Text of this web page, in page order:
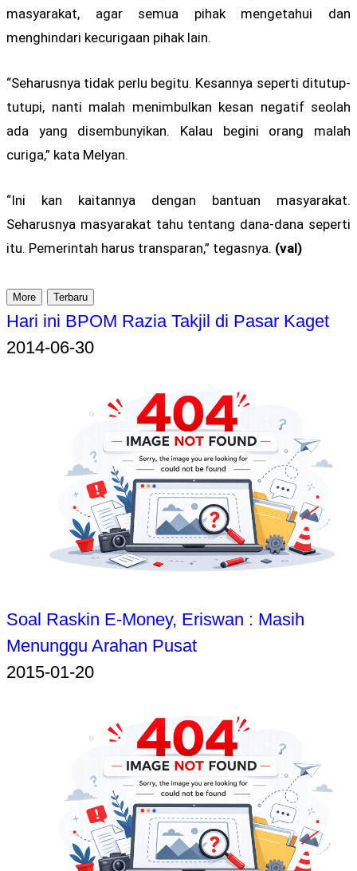
masyarakat, agar semua pihak mengetahui dan
menghindari kecurigaan pihak lain.
“Seharusnya tidak perlu begitu. Kesannya seperti ditutup-
tutupi, nanti malah menimbulkan kesan negatif seolah
ada yang disembunyikan. Kalau begini orang malah
curiga,” kata Melyan.
“Ini kan kaitannya dengan bantuan masyarakat.
Seharusnya masyarakat tahu tentang dana-dana seperti
itu. Pemerintah harus transparan,” tegasnya. (val)
More Terbaru
Hari ini BPOM Razia Takjil di Pasar Kaget
2014-06-30
Soal Raskin E-Money, Eriswan : Masih
Menunggu Arahan Pusat
2015-01-20